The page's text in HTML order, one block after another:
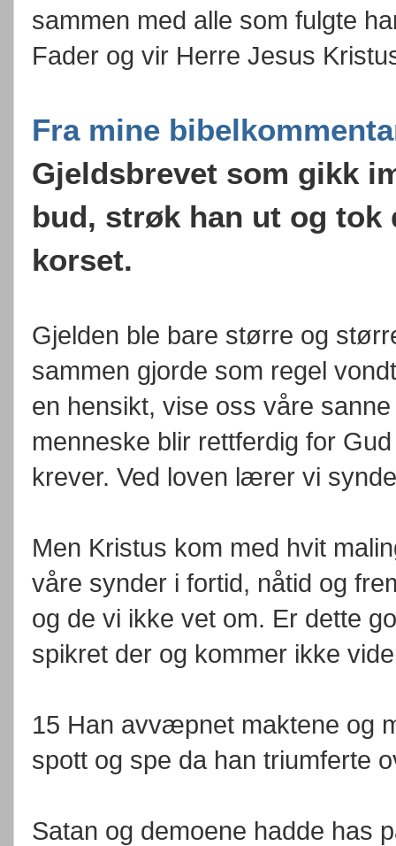
sammen med alle som fulgte
Fader og vir Herre Jesus
Fra mine
Gjeldsbrevet som gikk
bud, strøk han ut og tok
korset.
Gjelden ble bare større og
sammen gjorde som regel
en hensikt, vise oss våre
menneske blir rettferdig for
krever. Ved loven lærer vi
Men Kristus kom med hvit
våre synder i fortid, nåtid og
og de vi ikke vet om. Er dette
spikret der og kommer ikke
15 Han avvæpnet maktene og
spott og spe da han triumferte
Satan og demoene hadde has